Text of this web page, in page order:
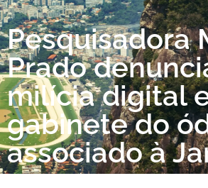
Pesquisadora
Prado
milícia digital
gabinete do
associado à